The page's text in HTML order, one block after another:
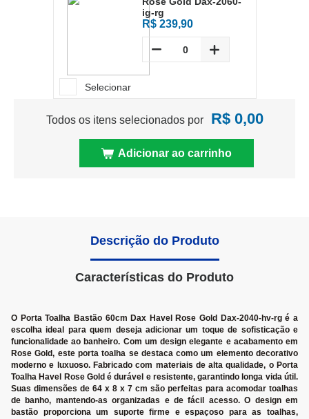
ig-rg
R$ 239,90
Selecionar
Todos os itens selecionados por R$ 0,00
Adicionar ao carrinho
Descrição do Produto
Características do Produto
O Porta Toalha Bastão 60cm Dax Havel Rose Gold Dax-2040-hv-rg é a
escolha ideal para quem deseja adicionar um toque de sofisticação e
funcionalidade ao banheiro. Com um design elegante e acabamento em
Rose Gold, este porta toalha se destaca como um elemento decorativo
moderno e luxuoso. Fabricado com materiais de alta qualidade, o Porta
Toalha Havel Rose Gold é durável e resistente, garantindo longa vida útil.
Suas dimensões de 64 x 8 x 7 cm são perfeitas para acomodar toalhas
de banho, mantendo-as organizadas e de fácil acesso. O design em
bastão proporciona um suporte firme e espaçoso para as toalhas,